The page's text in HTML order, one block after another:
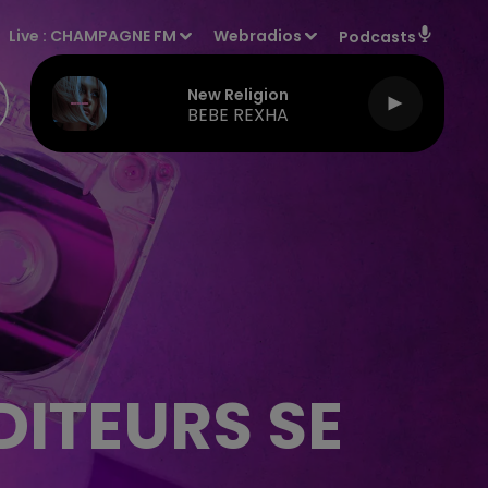
Live : CHAMPAGNE FM Webradios Podcasts
New Religion
BEBE REXHA
SE